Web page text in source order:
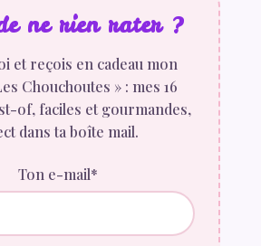
ne rien rater ?
et reçois en cadeau mon
Chouchoutes » : mes 16
of, faciles et gourmandes,
dans ta boîte mail.
Ton e-mail*